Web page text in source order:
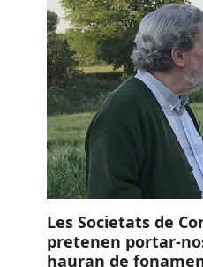
Les Societats de
pretenen portar-
hauran de